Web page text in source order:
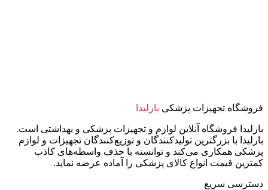
فروشگاه تجهیزات پزشکی بارلیدا
بارلیدا فروشگاه آنلاین لوازم و تجهیزات پزشکی و بهداشتی است.
بارلیدا با بزرگترین تولیدکنندگان و توزیع‌کنندگان تجهیزات و لوازم
پزشکی همکاری می‌کند و توانسته با حذف واسطه‌های کاذب
کمترین قیمت انواع کالای پزشکی را آماده عرضه نماید.
دسترسی سریع